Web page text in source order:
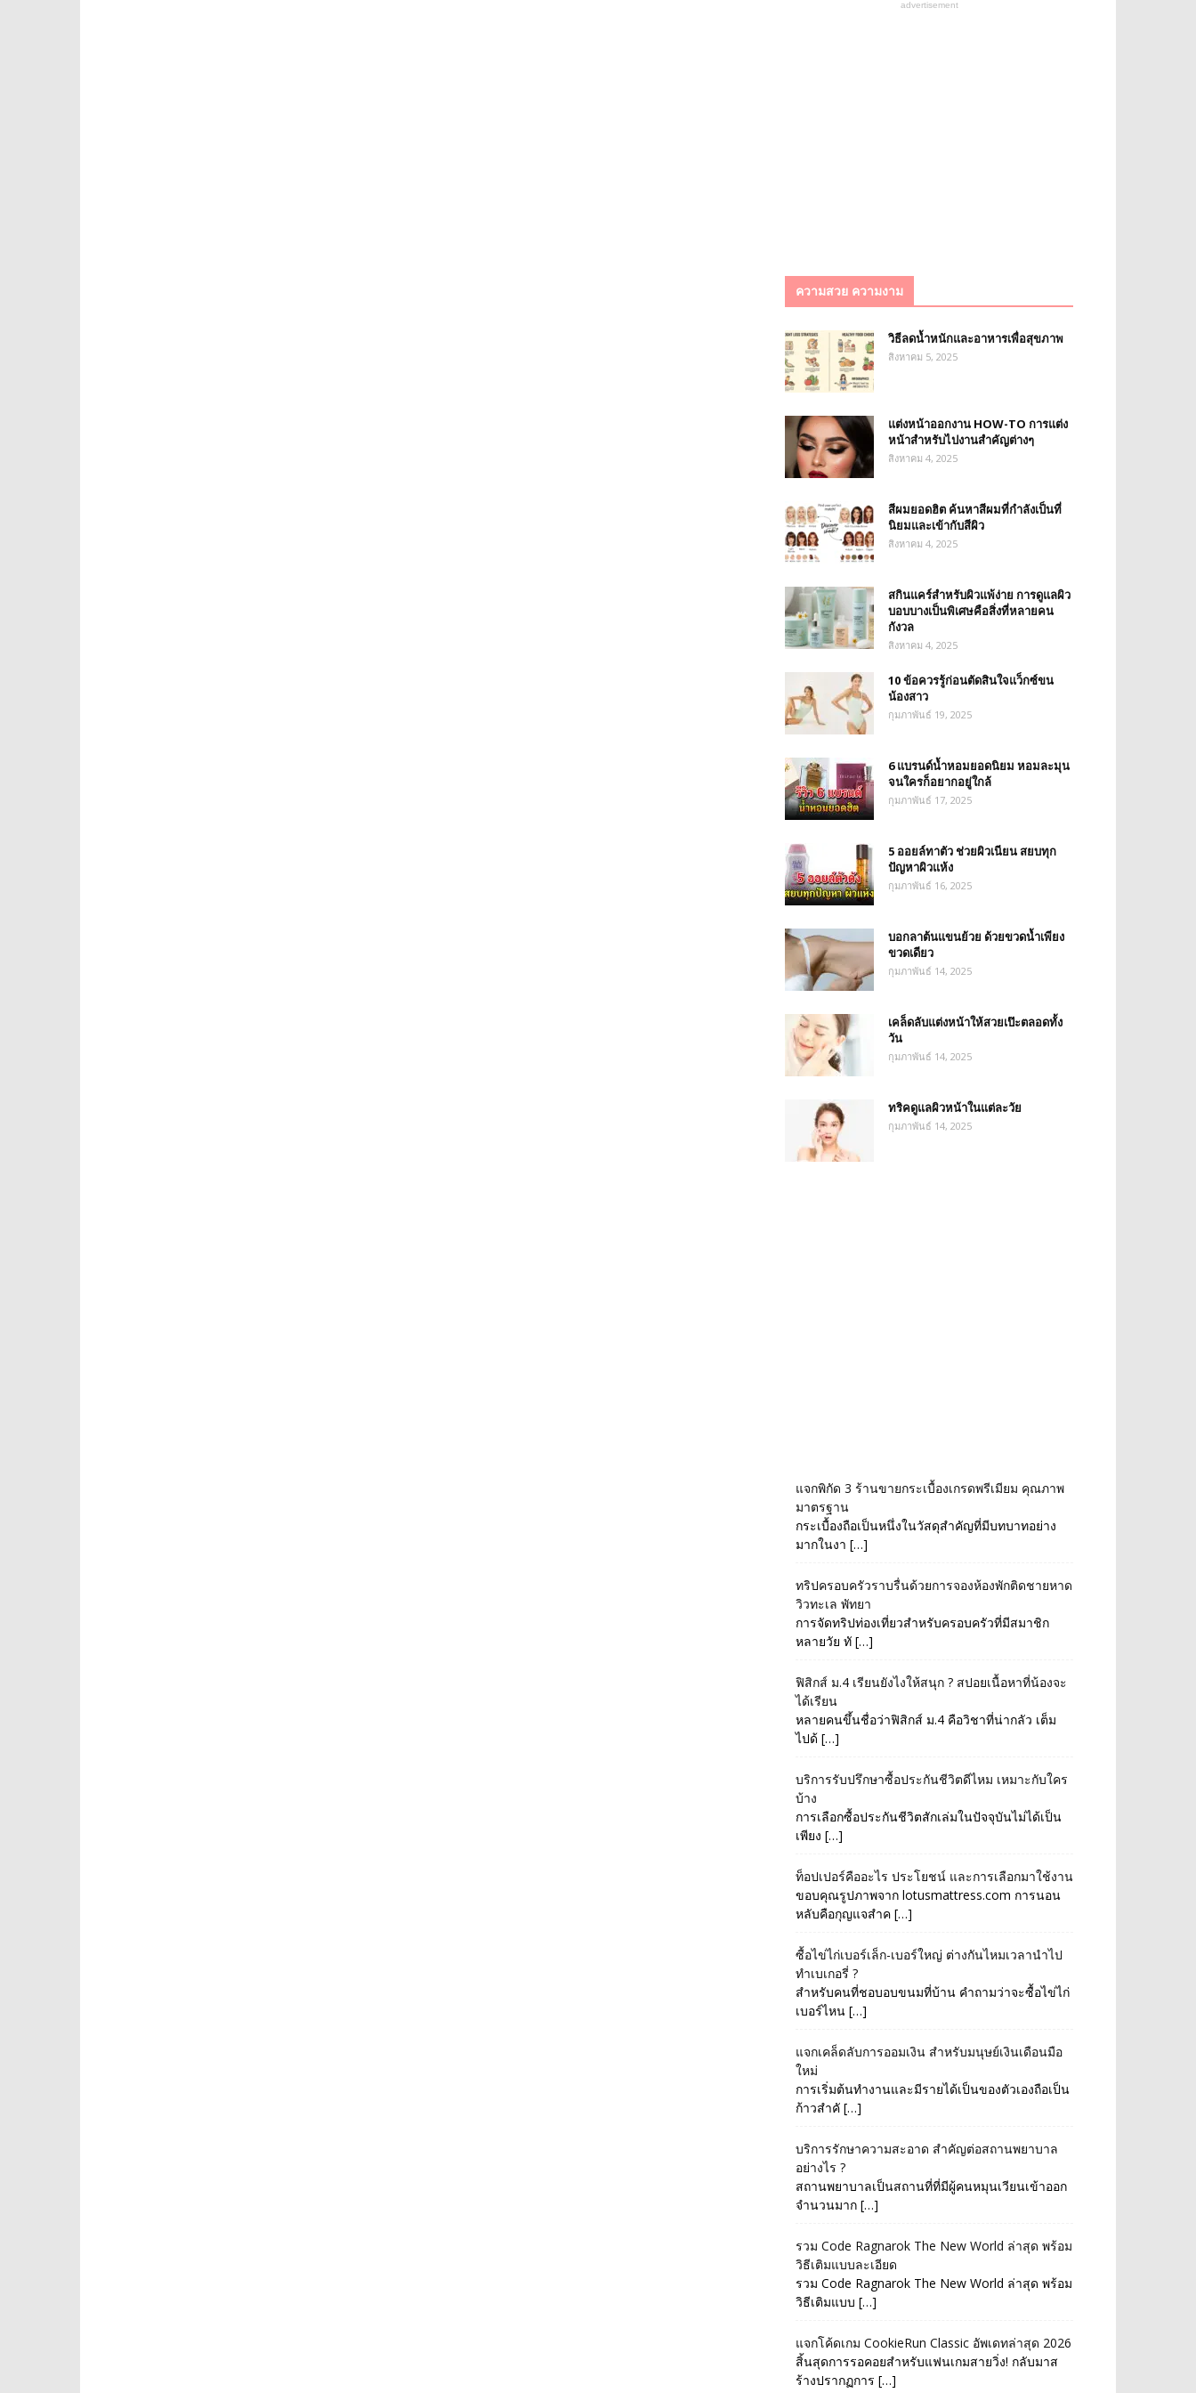
advertisement
ความสวย ความงาม
วิธีลดน้ำหนักและอาหารเพื่อสุขภาพ
สิงหาคม 5, 2025
แต่งหน้าออกงาน HOW-TO การแต่ง
หน้าสำหรับไปงานสำคัญต่างๆ
สิงหาคม 4, 2025
สีผมยอดฮิต ค้นหาสีผมที่กำลังเป็นที่
นิยมและเข้ากับสีผิว
สิงหาคม 4, 2025
สกินแคร์สำหรับผิวแพ้ง่าย การดูแลผิว
บอบบางเป็นพิเศษคือสิ่งที่หลายคน
กังวล
สิงหาคม 4, 2025
10 ข้อควรรู้ก่อนตัดสินใจแว็กซ์ขน
น้องสาว
กุมภาพันธ์ 19, 2025
6 แบรนด์น้ำหอมยอดนิยม หอมละมุน
จนใครก็อยากอยู่ใกล้
กุมภาพันธ์ 17, 2025
5 ออยล์ทาตัว ช่วยผิวเนียน สยบทุก
ปัญหาผิวแห้ง
กุมภาพันธ์ 16, 2025
บอกลาต้นแขนย้วย ด้วยขวดน้ำเพียง
ขวดเดียว
กุมภาพันธ์ 14, 2025
เคล็ดลับแต่งหน้าให้สวยเป๊ะตลอดทั้ง
วัน
กุมภาพันธ์ 14, 2025
ทริคดูแลผิวหน้าในแต่ละวัย
กุมภาพันธ์ 14, 2025
แจกพิกัด 3 ร้านขายกระเบื้องเกรดพรีเมียม คุณภาพ
มาตรฐาน
กระเบื้องถือเป็นหนึ่งในวัสดุสำคัญที่มีบทบาทอย่าง
มากในงา […]
ทริปครอบครัวราบรื่นด้วยการจองห้องพักติดชายหาด
วิวทะเล พัทยา
การจัดทริปท่องเที่ยวสำหรับครอบครัวที่มีสมาชิก
หลายวัย ทั […]
ฟิสิกส์ ม.4 เรียนยังไงให้สนุก ? สปอยเนื้อหาที่น้องจะ
ได้เรียน
หลายคนขึ้นชื่อว่าฟิสิกส์ ม.4 คือวิชาที่น่ากลัว เต็ม
ไปด้ […]
บริการรับปรึกษาซื้อประกันชีวิตดีไหม เหมาะกับใคร
บ้าง
การเลือกซื้อประกันชีวิตสักเล่มในปัจจุบันไม่ได้เป็น
เพียง […]
ท็อปเปอร์คืออะไร ประโยชน์ และการเลือกมาใช้งาน
ขอบคุณรูปภาพจาก lotusmattress.com การนอน
หลับคือกุญแจสำค […]
ซื้อไข่ไก่เบอร์เล็ก-เบอร์ใหญ่ ต่างกันไหมเวลานำไป
ทำเบเกอรี่ ?
สำหรับคนที่ชอบอบขนมที่บ้าน คำถามว่าจะซื้อไข่ไก่
เบอร์ไหน […]
แจกเคล็ดลับการออมเงิน สำหรับมนุษย์เงินเดือนมือ
ใหม่
การเริ่มต้นทำงานและมีรายได้เป็นของตัวเองถือเป็น
ก้าวสำคั […]
บริการรักษาความสะอาด สำคัญต่อสถานพยาบาล
อย่างไร ?
สถานพยาบาลเป็นสถานที่ที่มีผู้คนหมุนเวียนเข้าออก
จำนวนมาก […]
รวม Code Ragnarok The New World ล่าสุด พร้อม
วิธีเติมแบบละเอียด
รวม Code Ragnarok The New World ล่าสุด พร้อม
วิธีเติมแบบ […]
แจกโค้ดเกม CookieRun Classic อัพเดทล่าสุด 2026
สิ้นสุดการรอคอยสำหรับแฟนเกมสายวิ่ง! กลับมาส
ร้างปรากฏการ […]